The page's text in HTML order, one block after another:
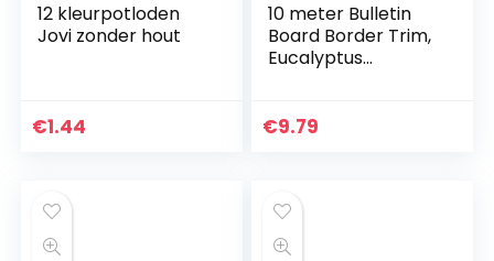
12 kleurpotloden
Jovi zonder hout
€1.44
10 meter Bulletin
Board Border Trim,
Eucalyptus
Classroom Bulletin
€9.79